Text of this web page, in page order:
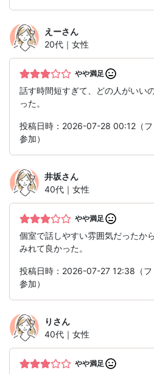
えーさん
20代｜女性
やや満足
話す時間短すぎて、どの人がいい
った。
投稿日時：2026-07-28 00:12（フ
参加）
井坂さん
40代｜女性
やや満足
個室で話しやすい雰囲気だったか
みれて良かった。
投稿日時：2026-07-27 12:38（フ
参加）
り さん
40代｜女性
やや満足